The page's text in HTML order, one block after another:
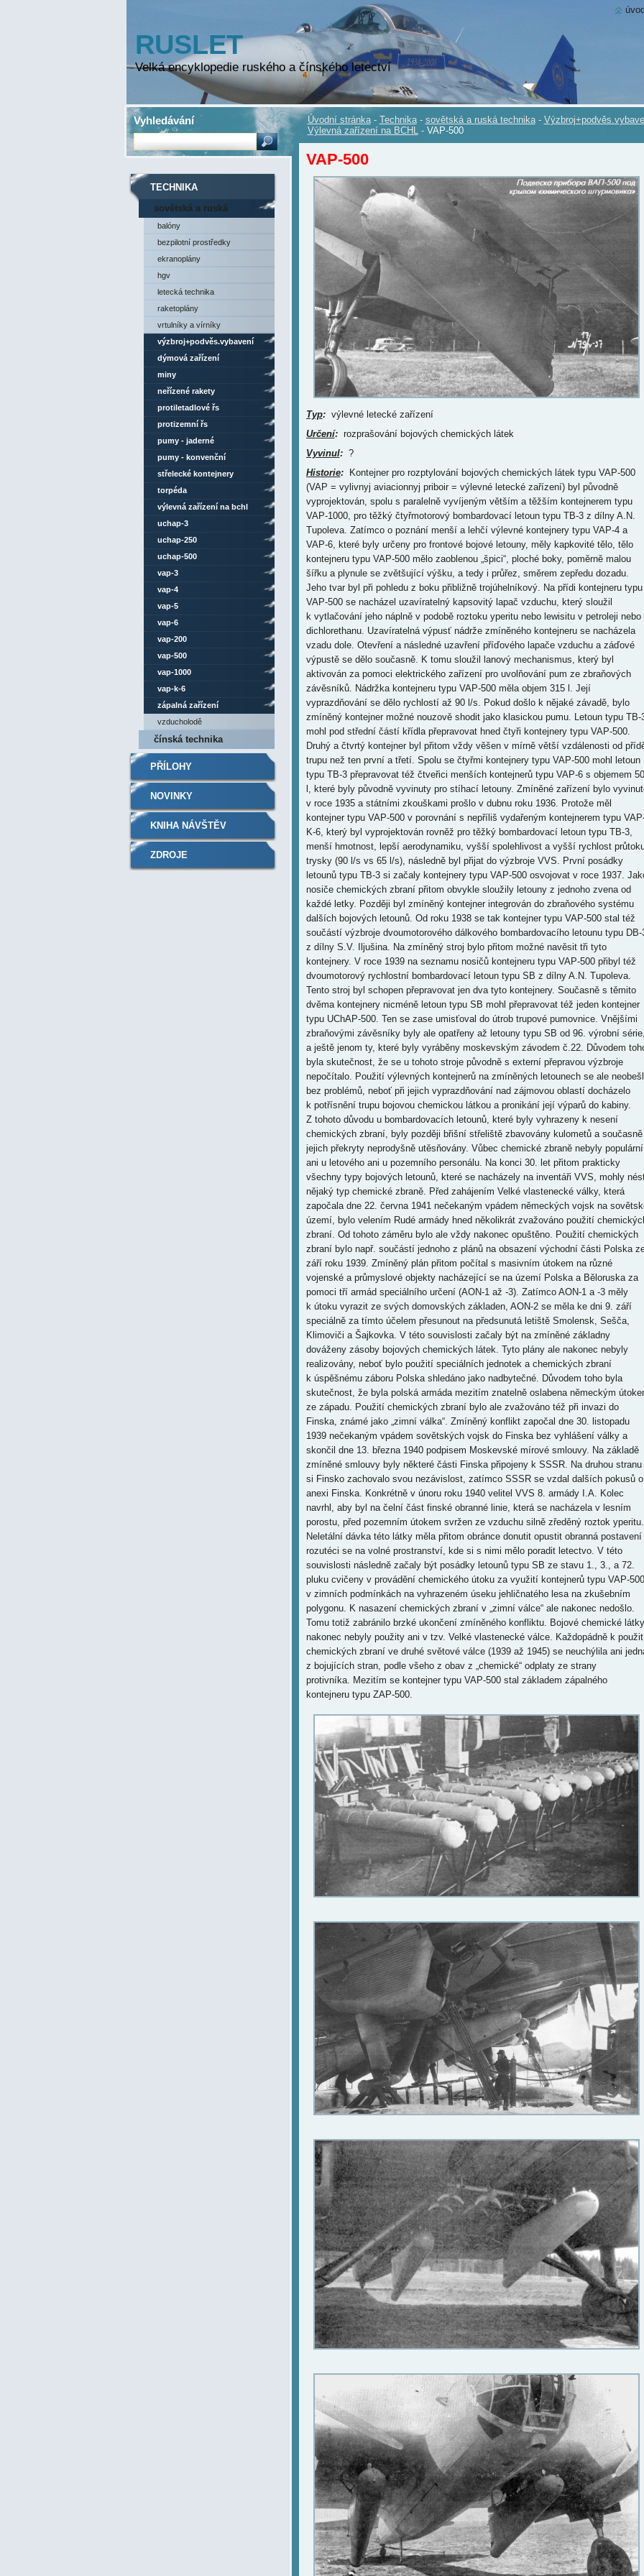
RUSLET
Velká encyklopedie ruského a čínského letectví
Úvodní stránka - Technika - sovětská a ruská technika -
Výlevná zařízení na BCHL - VAP-500
VAP-500
Typ:výlevné letecké zařízení
Určení:rozprašování bojových chemických látek
Vyvinul:?
Historie:Kontejner pro rozptylování bojových chemických látek typu VAP-500
(VAP = vylivnyj aviacionnyj priboir = výlevné letecké zařízení) byl původně
vyprojektován, spolu s paralelně vyvíjeným větším a těžším kontejnerem typu
VAP-1000, pro těžký čtyřmotorový bombardovací letoun typu TB-3 z dílny A.N.
Tupoleva. Zatímco o poznání menší a lehčí výlevné kontejnery typu VAP-4 a
VAP-6, které byly určeny pro frontové bojové letouny, měly kapkovité tělo, tělo
kontejneru typu VAP-500 mělo zaoblenou „špici“, ploché boky, poměrně malou
šířku a plynule se zvětšující výšku, a tedy i průřez, směrem zepředu dozadu.
Jeho tvar byl při pohledu z boku přibližně trojúhelníkový. Na přídi kontejneru typu
VAP-500 se nacházel uzavíratelný kapsovitý lapač vzduchu, který sloužil
k vytlačování jeho náplně v podobě roztoku yperitu nebo lewisitu v petroleji nebo
dichlorethanu. Uzavíratelná výpusť nádrže zmíněného kontejneru se nacházela
vzadu dole. Otevření a následné uzavření příďového lapače vzduchu a záďové
výpustě se dělo současně. K tomu sloužil lanový mechanismus, který byl
aktivován za pomoci elektrického zařízení pro uvolňování pum ze zbraňových
závěsníků. Nádržka kontejneru typu VAP-500 měla objem 315 l. Její
vyprazdňování se dělo rychlostí až 90 l/s. Pokud došlo k nějaké závadě, bylo
zmíněný kontejner možné nouzově shodit jako klasickou pumu. Letoun typu TB-
mohl pod střední částí křídla přepravovat hned čtyři kontejnery typu VAP-500.
Druhý a čtvrtý kontejner byl přitom vždy věšen v mírně větší vzdálenosti od
trupu než ten první a třetí. Spolu se čtyřmi kontejnery typu VAP-500 mohl letoun
typu TB-3 přepravovat též čtveřici menších kontejnerů typu VAP-6 s objemem 50
l, které byly původně vyvinuty pro stíhací letouny. Zmíněné zařízení bylo
v roce 1935 a státními zkouškami prošlo v dubnu roku 1936. Protože měl
kontejner typu VAP-500 v porovnání s nepříliš vydařeným kontejnerem typu
K-6, který byl vyprojektován rovněž pro těžký bombardovací letoun typu TB-3,
menší hmotnost, lepší aerodynamiku, vyšší spolehlivost a vyšší rychlost
trysky (90 l/s vs 65 l/s), následně byl přijat do výzbroje VVS. První posádky
letounů typu TB-3 si začaly kontejnery typu VAP-500 osvojovat v roce 1937.
nosiče chemických zbraní přitom obvykle sloužily letouny z jednoho zvena od
každé letky. Později byl zmíněný kontejner integrován do zbraňového systému
dalších bojových letounů. Od roku 1938 se tak kontejner typu VAP-500 stal též
součástí výzbroje dvoumotorového dálkového bombardovacího letounu typu DB-
z dílny S.V. Iljušina. Na zmíněný stroj bylo přitom možné navěsit tři tyto
kontejnery. V roce 1939 na seznamu nosičů kontejneru typu VAP-500 přibyl též
dvoumotorový rychlostní bombardovací letoun typu SB z dílny A.N. Tupoleva.
Tento stroj byl schopen přepravovat jen dva tyto kontejnery. Současně s těmito
dvěma kontejnery nicméně letoun typu SB mohl přepravovat též jeden kontejner
typu UChAP-500. Ten se zase umisťoval do útrob trupové pumovnice. Vnějšími
zbraňovými závěsníky byly ale opatřeny až letouny typu SB od 96. výrobní série,
a ještě jenom ty, které byly vyráběny moskevským závodem č.22. Důvodem
byla skutečnost, že se u tohoto stroje původně s externí přepravou výzbroje
nepočítalo. Použití výlevných kontejnerů na zmíněných letounech se ale
bez problémů, neboť při jejich vyprazdňování nad zájmovou oblastí docházelo
k potřísnění trupu bojovou chemickou látkou a pronikání její výparů do kabiny.
Z tohoto důvodu u bombardovacích letounů, které byly vyhrazeny k nesení
chemických zbraní, byly později břišní střeliště zbavovány kulometů a současně
jejich překryty neprodyšně utěsňovány. Vůbec chemické zbraně nebyly populární
ani u letového ani u pozemního personálu. Na konci 30. let přitom prakticky
všechny typy bojových letounů, které se nacházely na inventáři VVS, mohly
nějaký typ chemické zbraně. Před zahájením Velké vlastenecké války, která
započala dne 22. června 1941 nečekaným vpádem německých vojsk na
území, bylo velením Rudé armády hned několikrát zvažováno použití
zbraní. Od tohoto záměru bylo ale vždy nakonec opuštěno. Použití chemických
zbraní bylo např. součástí jednoho z plánů na obsazení východní části Polska
září roku 1939. Zmíněný plán přitom počítal s masivním útokem na různé
vojenské a průmyslové objekty nacházející se na území Polska a Běloruska za
pomoci tří armád speciálního určení (AON-1 až -3). Zatímco AON-1 a -3 měly
k útoku vyrazit ze svých domovských základen, AON-2 se měla ke dni 9. září
speciálně za tímto účelem přesunout na předsunutá letiště Smolensk, Sešča,
Klimoviči a Šajkovka. V této souvislosti začaly být na zmíněné základny
dováženy zásoby bojových chemických látek. Tyto plány ale nakonec nebyly
realizovány, neboť bylo použití speciálních jednotek a chemických zbraní
k úspěšnému záboru Polska shledáno jako nadbytečné. Důvodem toho byla
skutečnost, že byla polská armáda mezitím znatelně oslabena německým
ze západu. Použití chemických zbraní bylo ale zvažováno též při invazi do
Finska, známé jako „zimní válka“. Zmíněný konflikt započal dne 30. listopadu
1939 nečekaným vpádem sovětských vojsk do Finska bez vyhlášení války a
skončil dne 13. března 1940 podpisem Moskevské mírové smlouvy. Na základě
zmíněné smlouvy byly některé části Finska připojeny k SSSR. Na druhou stranu
si Finsko zachovalo svou nezávislost, zatímco SSSR se vzdal dalších pokusů o
anexi Finska. Konkrétně v únoru roku 1940 velitel VVS 8. armády I.A. Kolec
navrhl, aby byl na čelní část finské obranné linie, která se nacházela v lesním
porostu, před pozemním útokem svržen ze vzduchu silně zředěný roztok yperitu.
Neletální dávka této látky měla přitom obránce donutit opustit obranná postavení
rozutéci se na volné prostranství, kde si s nimi mělo poradit letectvo. V této
souvislosti následně začaly být posádky letounů typu SB ze stavu 1., 3., a 72.
pluku cvičeny v provádění chemického útoku za využití kontejnerů typu VAP-500
v zimních podmínkách na vyhrazeném úseku jehličnatého lesa na zkušebním
polygonu. K nasazení chemických zbraní v „zimní válce“ ale nakonec nedošlo.
Tomu totiž zabránilo brzké ukončení zmíněného konfliktu. Bojové chemické látky
nakonec nebyly použity ani v tzv. Velké vlastenecké válce. Každopádně k
chemických zbraní ve druhé světové válce (1939 až 1945) se neuchýlila ani
z bojujících stran, podle všeho z obav z „chemické“ odplaty ze strany
protivníka. Mezitím se kontejner typu VAP-500 stal základem zápalného
kontejneru typu ZAP-500.
TECHNIKA
sovětská a ruská
technika
balóny
bezpilotní prostředky
ekranoplány
hgv
letecká technika
raketoplány
vrtulníky a vírníky
výzbroj+podvěs.vybavení
dýmová zařízení
miny
neřízené rakety
protiletadlové řs
protizemní řs
pumy - jaderné
pumy - konvenční
střelecké kontejnery
torpéda
výlevná zařízení na bchl
uchap-3
uchap-250
uchap-500
vap-3
vap-4
vap-5
vap-6
vap-200
vap-500
vap-1000
vap-k-6
zápalná zařízení
vzducholodě
čínská technika
PŘÍLOHY
NOVINKY
KNIHA NÁVŠTĚV
ZDROJE
Vyhledávání